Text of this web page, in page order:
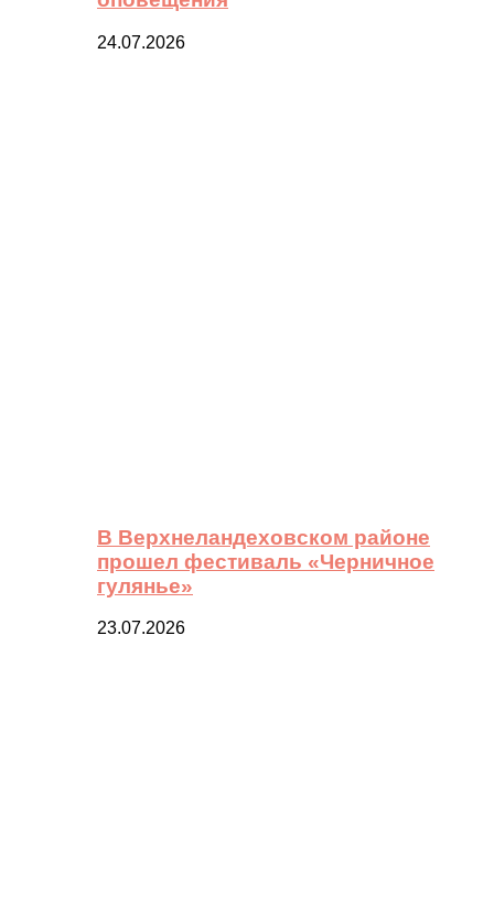
24.07.2026
В Верхнеландеховском районе
прошел фестиваль «Черничное
гулянье»
23.07.2026